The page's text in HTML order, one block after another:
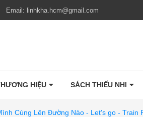
Email: linhkha.hcm@gmail.com
HIỆU SÁCH THIẾU NHI
Cùng Lên Đường Nào - Let's go - Train